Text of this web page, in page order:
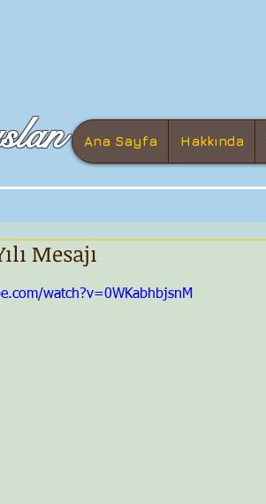
Ana Sayfa Hakkında
Mesajı
watch?v=0WKabhbjsnM